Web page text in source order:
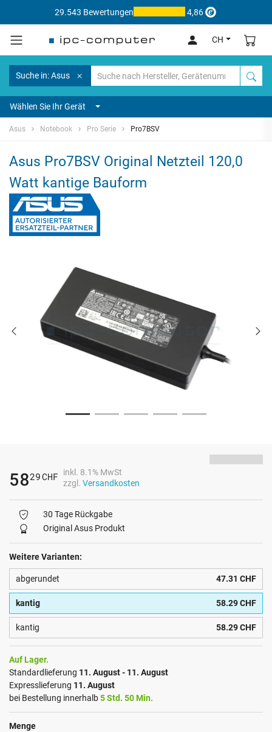
29.543 Bewertungen 4,86
CH
Suche in: Asus
Wählen Sie Ihr Gerät
Asus Notebook Pro Serie Pro7BSV
Asus Pro7BSV Original Netzteil 120,0
Watt kantige Bauform
5829CHF
inkl. 8.1% MwSt
zzgl. Versandkosten
30 Tage Rückgabe
Original Asus Produkt
Weitere Varianten:
abgerundet 47.31 CHF
kantig 58.29 CHF
kantig 58.29 CHF
Auf Lager.
Standardlieferung 11. August - 11. August
Expresslieferung 11. August
bei Bestellung innerhalb5 Std. 50 Min.
Menge